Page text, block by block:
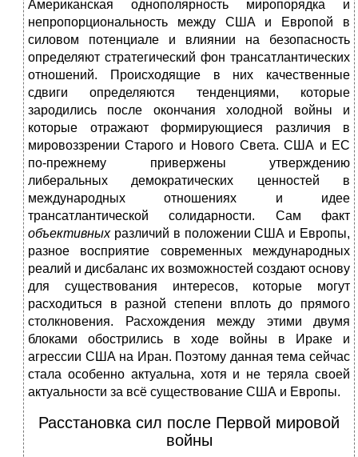
Американская однополярность миропорядка и
непропорциональность между США и Европой в
силовом потенциале и влиянии на безопасность
определяют стратегический фон трансатлантических
отношений. Происходящие в них качественные
сдвиги определяются тенденциями, которые
зародились после окончания холодной войны и
которые отражают формирующиеся различия в
мировоззрении Старого и Нового Света. США и ЕС
по-прежнему привержены утверждению
либеральных демократических ценностей в
международных отношениях и идее
трансатлантической солидарности. Сам факт
объективныхразличий в положении США и Европы,
разное восприятие современных международных
реалий и дисбаланс их возможностей создают основу
для существования интересов, которые могут
расходиться в разной степени вплоть до прямого
столкновения. Расхождения между этими двумя
блоками обострились в ходе войны в Ираке и
агрессии США на Иран. Поэтому данная тема сейчас
стала особенно актуальна, хотя и не теряла своей
актуальности за всё существование США и Европы.
Расстановка сил после Первой мировой
войны